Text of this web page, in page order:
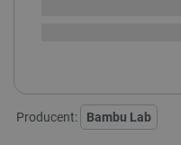
Producent: Bambu Lab